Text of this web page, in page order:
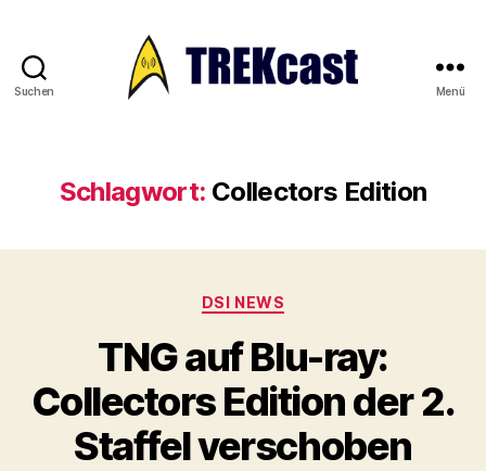
Suchen Menü
Schlagwort: Collectors Edition
Kategorien
DSI NEWS
TNG auf Blu-ray:
Collectors Edition der 2.
Staffel verschoben